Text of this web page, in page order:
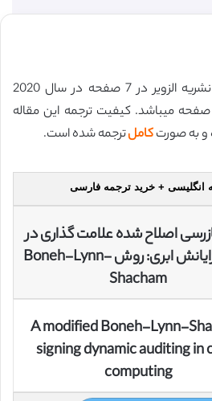
این مقاله انگلیسی ISI در نشریه الزویر در 7 صفحه در سال 2020
منتشر شده و ترجمه آن 15 صفحه میباشد. کیفیت ترجمه این مقاله
و به صورتکاملترجمه شده است.
انگلیسی + خرید ترجمه فارسی
اصلاح شده علامت گذاری در
فضای رایانش ابری: روش Boneh-Lynn-
Shacham
A modified Boneh-Lynn-
signing dynamic auditing in
computing